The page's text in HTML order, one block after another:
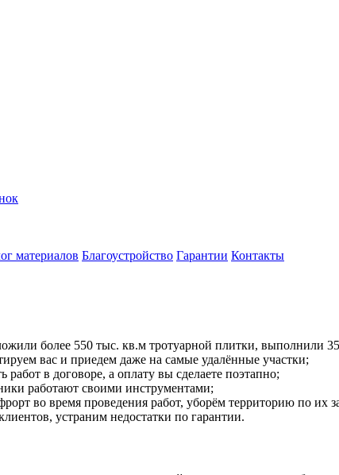
материалов Благоустройство Гарантии Контакты
более 550 тыс. кв.м тротуарной плитки, выполнили
вас и приедем даже на самые удалённые участки;
работ в договоре, а оплату вы сделаете поэтапно;
работают своими инструментами;
во время проведения работ, уборём территорию по их
устраним недостатки по гарантии.